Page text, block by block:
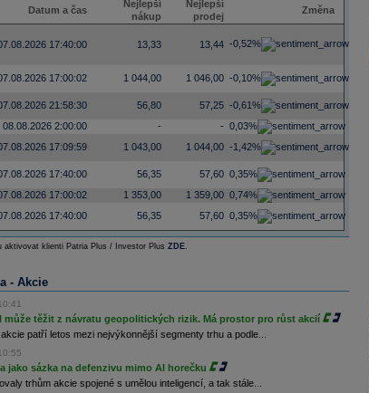
Datum a čas
Nejlepší
nákup
Nejlepší
prodej
Změna
17:40:00 13,33 13,44 -0,52%
17:00:02 1 044,00 1 046,00 -0,10%
21:58:30 56,80 57,25 -0,61%
08.08.2026 2:00:00 - - 0,03%
17:09:59 1 043,00 1 044,00 -1,42%
17:40:00 56,35 57,60 0,35%
17:00:02 1 353,00 1 359,00 0,74%
17:40:00 56,35 57,60 0,35%
aktivovat klienti Patria Plus / Investor Plus ZDE.
- Akcie
může těžit z návratu geopolitických rizik. Má prostor pro růst akcií
patří letos mezi nejvýkonnější segmenty trhu a podle...
jako sázka na defenzivu mimo AI horečku
trhům akcie spojené s umělou inteligencí, a tak stále...